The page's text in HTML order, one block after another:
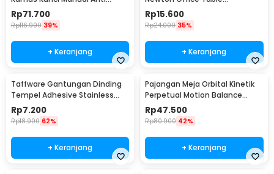
Maling Hidden Safe Box Besar -
KB-10L
Rp71.700
Rp116.900 39%
+ Keranjang
Decoration 5 Ball S - H50S
Rp15.600
Rp24.000 35%
+ Keranjang
Taffware Gantungan Dinding
Tempel Adhesive Stainless
Steel 6 PCS - ST40
Rp7.200
Rp18.900 62%
+ Keranjang
Pajangan Meja Orbital Kinetik
Perpetual Motion Balance
Physics - NR31TX
Rp47.500
Rp80.900 42%
+ Keranjang